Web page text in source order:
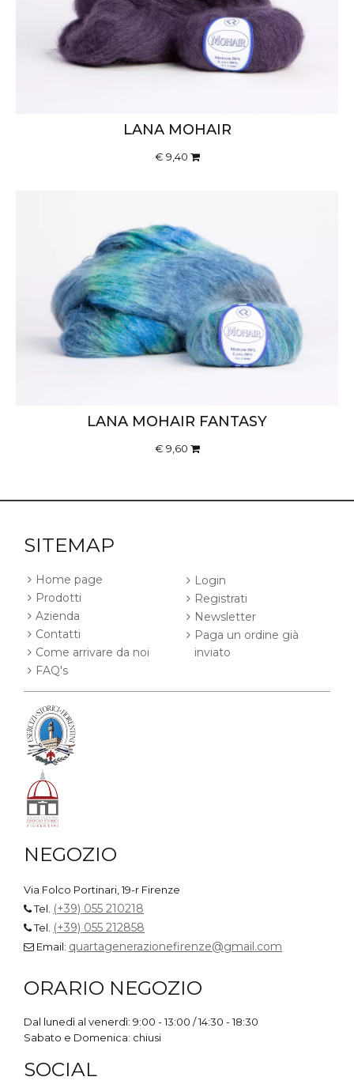
LANA MOHAIR
€ 9,40
LANA MOHAIR FANTASY
€ 9,60
SITEMAP
Home page
Prodotti
Azienda
Contatti
Come arrivare da noi
FAQ's
Login
Registrati
Newsletter
Paga un ordine già
inviato
NEGOZIO
Via Folco Portinari, 19-r Firenze
Tel. (+39) 055 210218
Tel. (+39) 055 212858
Email: quartagenerazionefirenze@gmail.com
ORARIO NEGOZIO
Dal lunedì al venerdì: 9:00 - 13:00 / 14:30 - 18:30
Sabato e Domenica: chiusi
SOCIAL